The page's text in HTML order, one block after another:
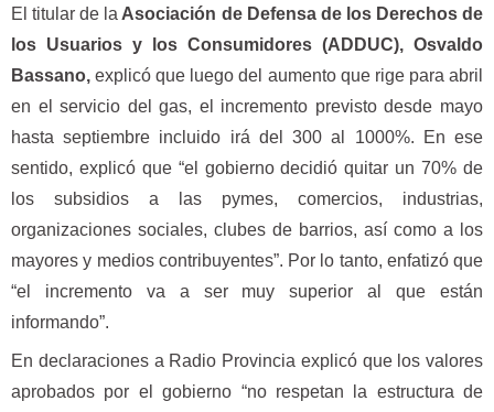
El titular de la Asociación de Defensa de los Derechos de
los Usuarios y los Consumidores (ADDUC), Osvaldo
Bassano, explicó que luego del aumento que rige para abril
en el servicio del gas, el incremento previsto desde mayo
hasta septiembre incluido irá del 300 al 1000%. En ese
sentido, explicó que “el gobierno decidió quitar un 70% de
los subsidios a las pymes, comercios, industrias,
organizaciones sociales, clubes de barrios, así como a los
mayores y medios contribuyentes”. Por lo tanto, enfatizó que
“el incremento va a ser muy superior al que están
informando”.
En declaraciones a Radio Provincia explicó que los valores
aprobados por el gobierno “no respetan la estructura de